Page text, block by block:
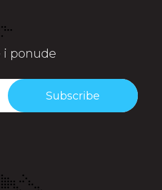
i ponude
Subscribe